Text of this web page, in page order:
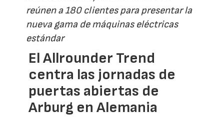
reúnen a 180 clientes para presentar la
nueva gama de máquinas eléctricas
estándar
El Allrounder Trend
centra las jornadas de
puertas abiertas de
Arburg en Alemania